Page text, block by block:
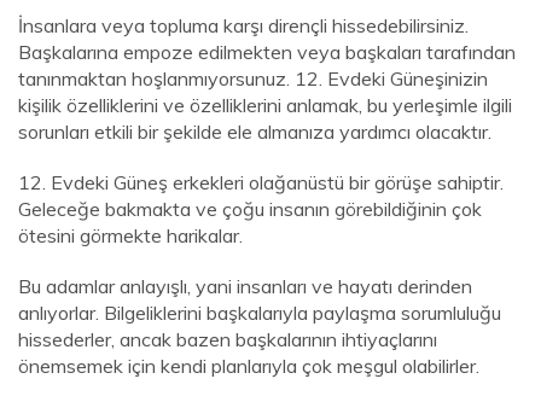
İnsanlara veya topluma karşı dirençli hissedebilirsiniz.
Başkalarına empoze edilmekten veya başkaları tarafından
tanınmaktan hoşlanmıyorsunuz. 12. Evdeki Güneşinizin
kişilik özelliklerini ve özelliklerini anlamak, bu yerleşimle ilgili
sorunları etkili bir şekilde ele almanıza yardımcı olacaktır.
12. Evdeki Güneş erkekleri olağanüstü bir görüşe sahiptir.
Geleceğe bakmakta ve çoğu insanın görebildiğinin çok
ötesini görmekte harikalar.
Bu adamlar anlayışlı, yani insanları ve hayatı derinden
anlıyorlar. Bilgeliklerini başkalarıyla paylaşma sorumluluğu
hissederler, ancak bazen başkalarının ihtiyaçlarını
önemsemek için kendi planlarıyla çok meşgul olabilirler.